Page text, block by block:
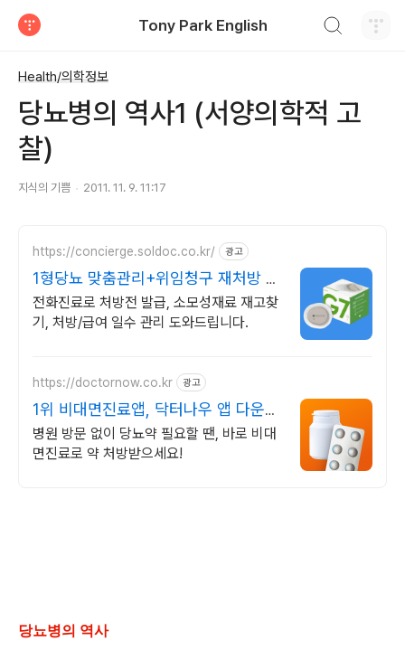
Tony Park English
Health/의학정보
당뇨병의 역사1 (서양의학적 고
찰)
지식의 기쁨 2011. 11. 9. 11:17
https://concierge.soldoc.co.kr/ 광고
1형당뇨 맞춤관리+위임청구 재처방 주
기 무료알림
전화진료로 처방전 발급, 소모성재료 재고찾
기, 처방/급여 일수 관리 도와드립니다.
https://doctornow.co.kr 광고
1위 비대면진료앱, 닥터나우 앱 다운로
드 800만 돌파!
병원 방문 없이 당뇨약 필요할 땐, 바로 비대
면진료로 약 처방받으세요!
당뇨병의 역사